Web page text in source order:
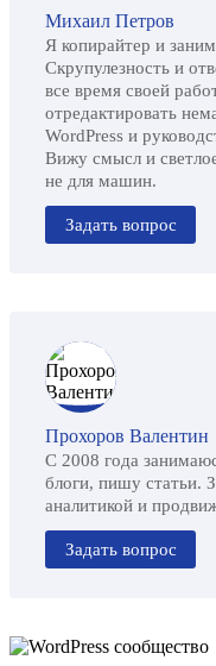
Михаил Петров
Я копирайтер и
Скрупулезность и
все время своей
отредактировать
WordPress и
Вижу смысл и
не для машин.
Задать вопрос
Прохоров Валентин
С 2008 года
блоги, пишу статьи.
аналитикой и
Задать вопрос